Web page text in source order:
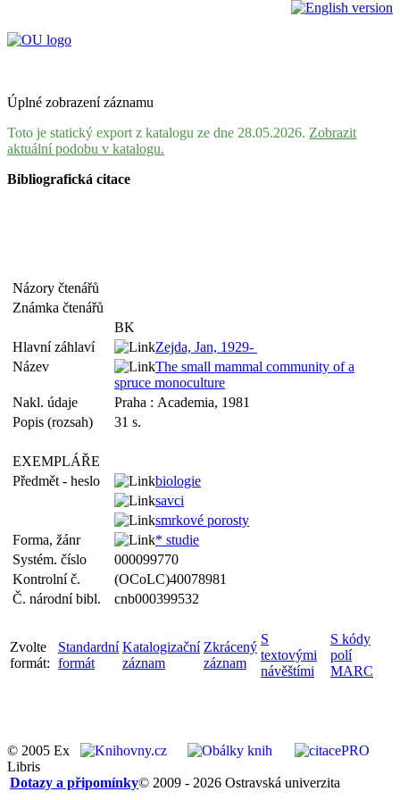
Úplné zobrazení záznamu
Toto je statický export z katalogu ze dne 28.05.2026. Zobrazit
aktuální podobu v katalogu.
Bibliografická citace
Názory čtenářů
Známka čtenářů
BK
Hlavní záhlaví
Zejda, Jan, 1929-
Název
The small mammal community of a
spruce monoculture
Nakl. údaje
Praha : Academia, 1981
Popis (rozsah)
31 s.
EXEMPLÁŘE
Předmět - heslo
biologie
savci
smrkové porosty
Forma, žánr
* studie
Systém. číslo
000099770
Kontrolní č.
(OCoLC)40078981
Č. národní bibl.
cnb000399532
Zvolte
formát:
Standardní
formát
Katalogizační
záznam
Zkrácený
záznam
S
textovými
návěštími
S kódy
polí
MARC
© 2005 Ex
Libris
© 2009 - 2026 Ostravská univerzita
Dotazy a připomínky